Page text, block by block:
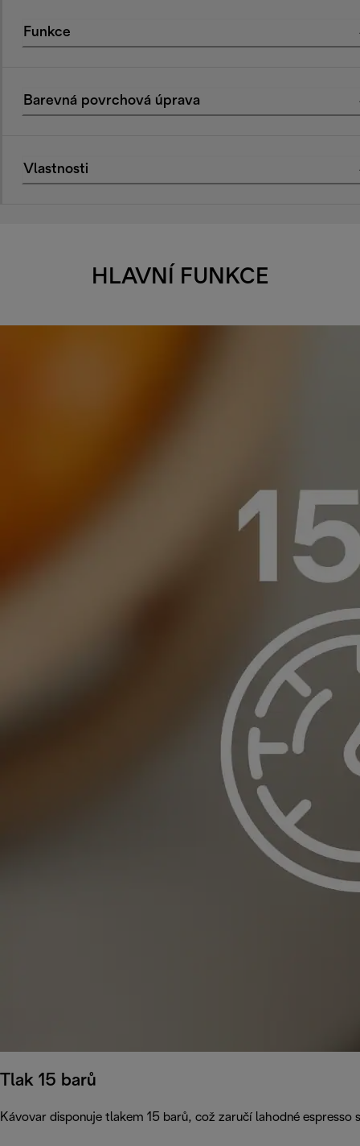
Funkce
Barevná povrchová úprava
Vlastnosti
HLAVNÍ FUNKCE
Tlak 15 barů
Kávovar disponuje tlakem 15 barů, což zaručí lahodné